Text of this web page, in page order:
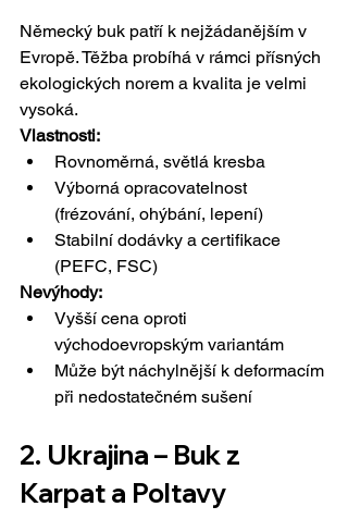
Německý buk patří k nejžádanějším v
Evropě. Těžba probíhá v rámci přísných
ekologických norem a kvalita je velmi
vysoká.
Vlastnosti:
Rovnoměrná, světlá kresba
Výborná opracovatelnost
(frézování, ohýbání, lepení)
Stabilní dodávky a certifikace
(PEFC, FSC)
Nevýhody:
Vyšší cena oproti
východoevropským variantám
Může být náchylnější k deformacím
při nedostatečném sušení
2. Ukrajina – Buk z
Karpat a Poltavy